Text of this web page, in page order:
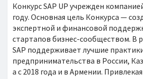
Конкурс SAP UP учрежден
году. Основная цель Конкурса —
экспертной и финансовой
стартапов бизнес-сообществом. В
SAP поддерживает лучшие
предпринимательства в России,
а с 2018 года и в Армении.